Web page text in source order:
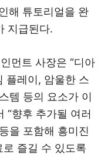
해 튜토리얼을 완
지급된다.
먼트 사장은 “디아
플레이, 암울한 스
템 등의 요소가 이
“향후 추가될 여러
을 포함해 흥미진
즐길 수 있도록